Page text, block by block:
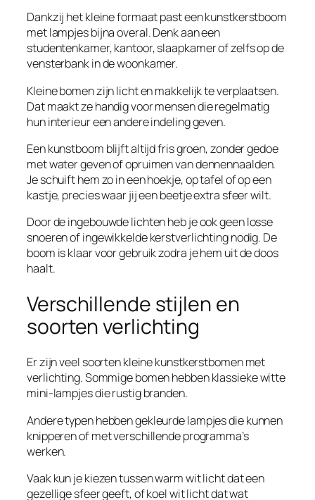
Dankzij het kleine formaat past een kunstkerstboom
met lampjes bijna overal. Denk aan een
studentenkamer, kantoor, slaapkamer of zelfs op de
vensterbank in de woonkamer.
Kleine bomen zijn licht en makkelijk te verplaatsen.
Dat maakt ze handig voor mensen die regelmatig
hun interieur een andere indeling geven.
Een kunstboom blijft altijd fris groen, zonder gedoe
met water geven of opruimen van dennennaalden.
Je schuift hem zo in een hoekje, op tafel of op een
kastje, precies waar jij een beetje extra sfeer wilt.
Door de ingebouwde lichten heb je ook geen losse
snoeren of ingewikkelde kerstverlichting nodig. De
boom is klaar voor gebruik zodra je hem uit de doos
haalt.
Verschillende stijlen en
soorten verlichting
Er zijn veel soorten kleine kunstkerstbomen met
verlichting. Sommige bomen hebben klassieke witte
mini-lampjes die rustig branden.
Andere typen hebben gekleurde lampjes die kunnen
knipperen of met verschillende programma’s
werken.
Vaak kun je kiezen tussen warm wit licht dat een
gezellige sfeer geeft, of koel wit licht dat wat